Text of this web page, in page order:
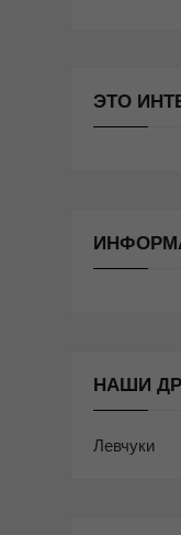
ЭТО
НАШИ
Левчуки